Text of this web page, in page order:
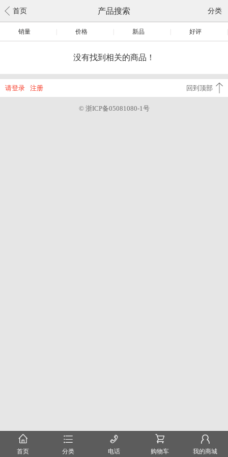
首页 产品搜索 分类
销量 价格 新品 好评
没有找到相关的商品！
请登录 注册 回到顶部
© 浙ICP备05081080-1号
󰂠
首页
󰂦
分类
󰄫
电话
󰂟
购物车
󰂢
我的商城